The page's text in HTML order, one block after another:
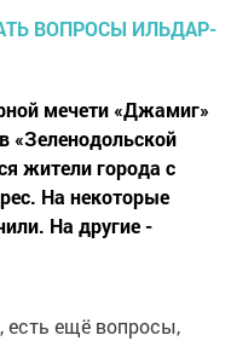
мечети «Джамиг»
«Зеленодольской
жители города с
На некоторые
На другие -
есть ещё вопросы,